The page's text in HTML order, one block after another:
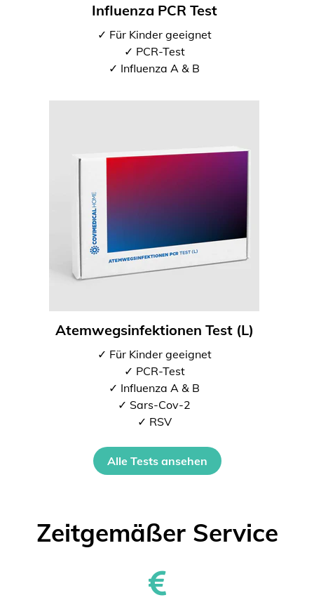
Influenza PCR Test
✓ Für Kinder geeignet
✓ PCR-Test
✓ Influenza A & B
Atemwegsinfektionen Test (L)
✓ Für Kinder geeignet
✓ PCR-Test
✓ Influenza A & B
✓ Sars-Cov-2
✓ RSV
Alle Tests ansehen
Zeitgemäßer Service